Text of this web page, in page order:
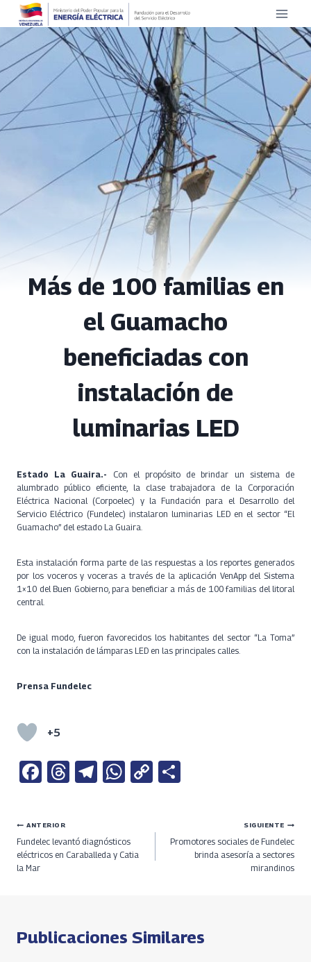
Saltar
contenido
Más de 100 familias en
el Guamacho
beneficiadas con
instalación de
luminarias LED
Estado La Guaira.- Con el propósito de brindar un sistema de
alumbrado público eficiente, la clase trabajadora de la Corporación
Eléctrica Nacional (Corpoelec) y la Fundación para el Desarrollo del
Servicio Eléctrico (Fundelec) instalaron luminarias LED en el sector “El
Guamacho” del estado La Guaira.
Esta instalación forma parte de las respuestas a los reportes generados
por los voceros y voceras a través de la aplicación VenApp del Sistema
1×10 del Buen Gobierno, para beneficiar a más de 100 familias del litoral
central.
De igual modo, fueron favorecidos los habitantes del sector “La Toma”
con la instalación de lámparas LED en las principales calles.
Prensa Fundelec
+5
Fa
b
o
o
T
a
ds
Te
a
m
W
s
A
C
Li
n
e
Navegación
de
ANTERIOR
Fundelec levantó diagnósticos
eléctricos en Caraballeda y Catia
la Mar
SIGUIENTE
Promotores sociales de Fundelec
brinda asesoría a sectores
mirandinos
Publicaciones Similares